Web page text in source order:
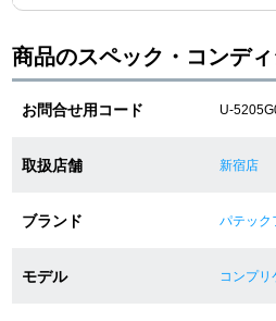
保証・アフターサービス
腕時計サイズ調整サービス
店舗受け取りサービス
店舗取り寄せサービス
商品のスペック・コンデ
お問合せ用コード U-
取扱店舗 新宿店
ブランド パテック
モデル コンプ